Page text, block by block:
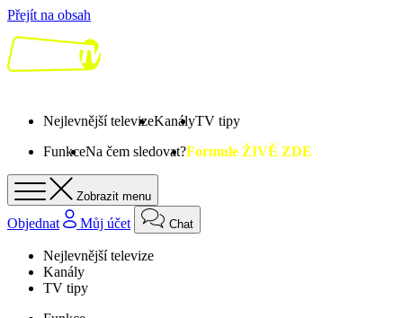
Přejít na obsah
Nejlevnější televizeKanályTV tipy
FunkceNa čem sledovat?Formule ŽIVĚ ZDE
Zobrazit menu
Objednat Můj účet Chat
Nejlevnější televize
Kanály
TV tipy